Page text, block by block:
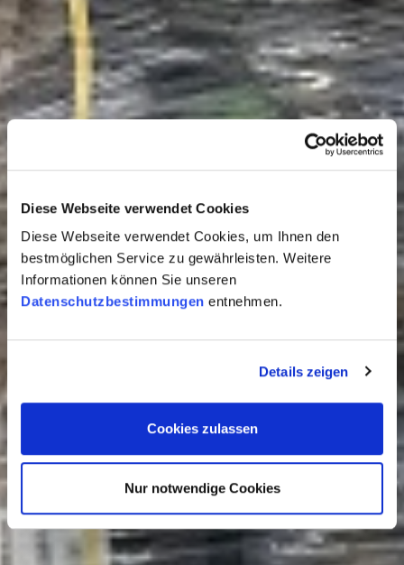
Diese Webseite verwendet Cookies
Diese Webseite verwendet Cookies, um Ihnen den
bestmöglichen Service zu gewährleisten. Weitere
Informationen können Sie unseren
Datenschutzbestimmungen entnehmen.
Details zeigen
Cookies zulassen
Nur notwendige Cookies